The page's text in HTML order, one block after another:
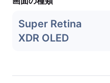
Super Retina
XDR OLED